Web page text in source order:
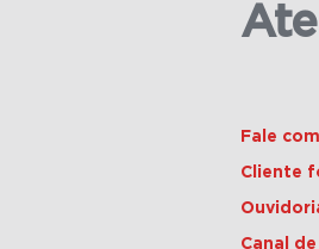
Fale
Cliente
Canal